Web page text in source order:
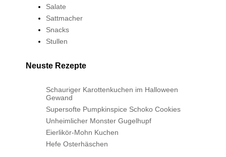
Salate
Sattmacher
Snacks
Stullen
Neuste Rezepte
Schauriger Karottenkuchen im Halloween
Gewand
Supersofte Pumpkinspice Schoko Cookies
Unheimlicher Monster Gugelhupf
Eierlikör-Mohn Kuchen
Hefe Osterhäschen